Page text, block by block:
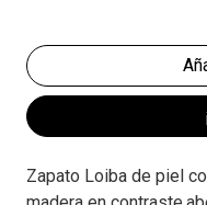
Zapato Loiba de piel